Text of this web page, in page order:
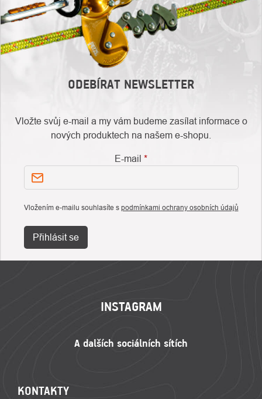
ODEBÍRAT NEWSLETTER
Vložte svůj e-mail a my vám budeme zasílat informace o
nových produktech na našem e-shopu.
E-mail
Vložením e-mailu souhlasíte s podmínkami ochrany osobních údajů
Přihlásit se
INSTAGRAM
KONTAKTY